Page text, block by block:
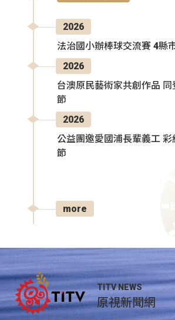
2026
法治國小辦棒球交流賽 4縣
2026
台澳原民藝術家共創作品
節
2026
公益團邀愛國浦長輩義工
節
more
TITV NEWS
原視新聞網